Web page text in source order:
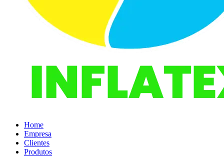
Home
Empresa
Clientes
Produtos